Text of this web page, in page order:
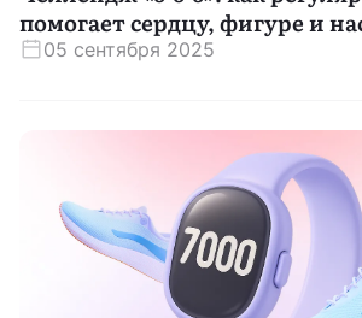
помогает сердцу, фигуре и
05 сентября 2025